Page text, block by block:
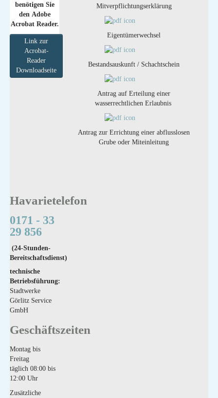
benötigen Sie
den Adobe
Acrobat Reader.
Link zur
Acrobat-
Reader
Downloadseite
Mitverpflichtungserklärung
Eigentümerwechsel
Bestandsauskunft / Schachtschein
Antrag auf Erteilung einer
wasserrechtlichen Erlaubnis
Antrag zur Errichtung einer abflusslosen
Grube oder Miteinleitung
Havarietelefon
0171 - 33
29 856
(24-Stunden-
Bereitschaftsdienst)
technische
Betriebsführung:
Stadtwerke
Görlitz Service
GmbH
Geschäftszeiten
Montag bis
Freitag
täglich 08:00 bis
12:00 Uhr
Zusätzliche